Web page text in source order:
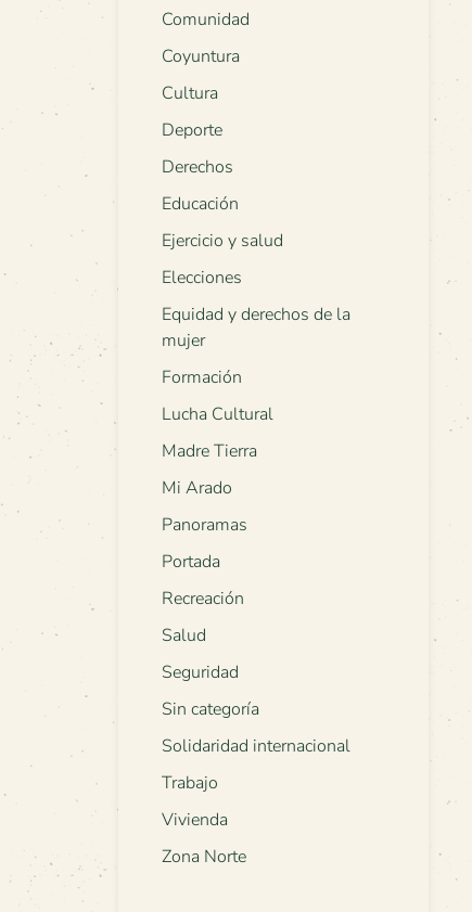
Comunidad
Coyuntura
Cultura
Deporte
Derechos
Educación
Ejercicio y salud
Elecciones
Equidad y derechos de la
mujer
Formación
Lucha Cultural
Madre Tierra
Mi Arado
Panoramas
Portada
Recreación
Salud
Seguridad
Sin categoría
Solidaridad internacional
Trabajo
Vivienda
Zona Norte